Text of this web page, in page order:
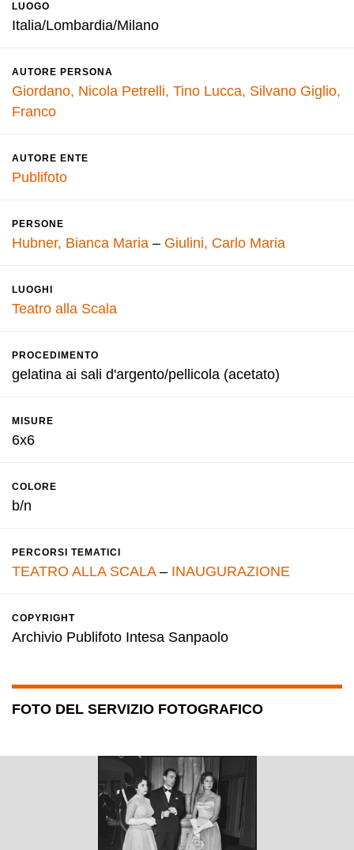
LUOGO
Italia/Lombardia/Milano
AUTORE PERSONA
Giordano, Nicola Petrelli, Tino Lucca, Silvano Giglio,
Franco
AUTORE ENTE
Publifoto
PERSONE
Hubner, Bianca Maria – Giulini, Carlo Maria
LUOGHI
Teatro alla Scala
PROCEDIMENTO
gelatina ai sali d'argento/pellicola (acetato)
MISURE
6x6
COLORE
b/n
PERCORSI TEMATICI
TEATRO ALLA SCALA– INAUGURAZIONE
COPYRIGHT
Archivio Publifoto Intesa Sanpaolo
FOTO DEL SERVIZIO FOTOGRAFICO